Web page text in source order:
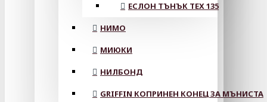
ЕСЛОН ТЪНЪК TEX 135
НИМО
МИЮКИ
НИЛБОНД
GRIFFIN КОПРИНЕН КОНЕЦ ЗА МЪНИСТА